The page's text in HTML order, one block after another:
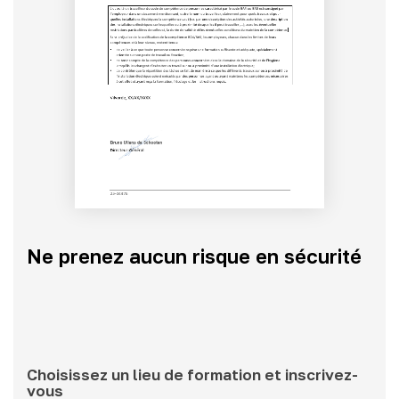
Ne prenez aucun risque en sécurité
Choisissez un lieu de formation et inscrivez-
vous